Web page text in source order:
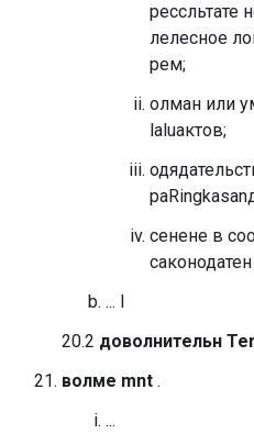
рессльтате
лелесное
рем;
олман или
laluактов;
сенене в
саконодатен
... l
20.2 доволнительн
волме mnt .
...